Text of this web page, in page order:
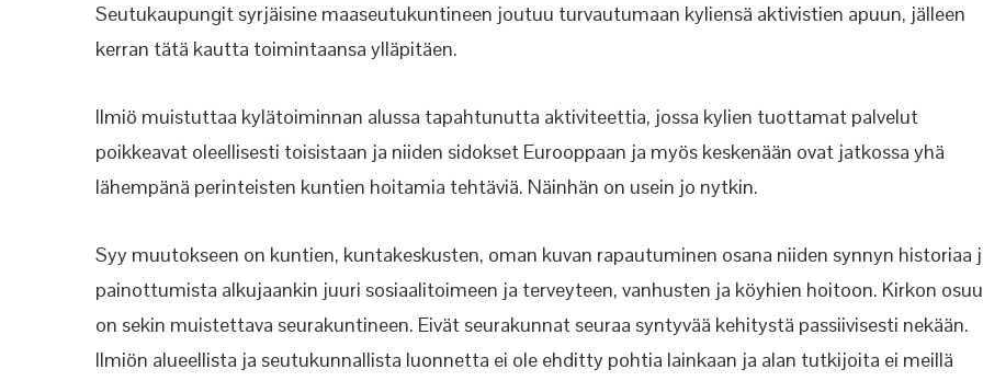
Seutukaupungit syrjäisine maaseutukuntineen joutuu turvautumaan kyliensä aktivistien apuun, jälleen
kerran tätä kautta toimintaansa ylläpitäen.
Ilmiö muistuttaa kylätoiminnan alussa tapahtunutta aktiviteettia, jossa kylien tuottamat palvelut
poikkeavat oleellisesti toisistaan ja niiden sidokset Eurooppaan ja myös keskenään ovat jatkossa yhä
lähempänä perinteisten kuntien hoitamia tehtäviä. Näinhän on usein jo nytkin.
Syy muutokseen on kuntien, kuntakeskusten, oman kuvan rapautuminen osana niiden synnyn historiaa
painottumista alkujaankin juuri sosiaalitoimeen ja terveyteen, vanhusten ja köyhien hoitoon. Kirkon
on sekin muistettava seurakuntineen. Eivät seurakunnat seuraa syntyvää kehitystä passiivisesti nekään.
Ilmiön alueellista ja seutukunnallista luonnetta ei ole ehditty pohtia lainkaan ja alan tutkijoita ei meillä